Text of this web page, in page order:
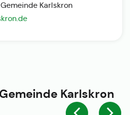
Karlskron
Gemeinde Karlskron